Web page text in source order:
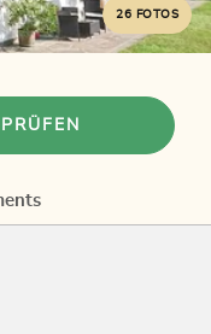
26 FOTOS